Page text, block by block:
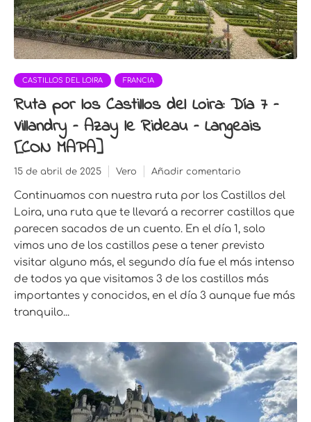
CASTILLOS DEL LOIRA FRANCIA
Ruta por los Castillos del Loira: Día 7 –
Villandry – Azay le Rideau – Langeais
[CON MAPA]
15 de abril de 2025 Vero Añadir comentario
Continuamos con nuestra ruta por los Castillos del
Loira, una ruta que te llevará a recorrer castillos que
parecen sacados de un cuento. En el día 1, solo
vimos uno de los castillos pese a tener previsto
visitar alguno más, el segundo día fue el más intenso
de todos ya que visitamos 3 de los castillos más
importantes y conocidos, en el día 3 aunque fue más
tranquilo...